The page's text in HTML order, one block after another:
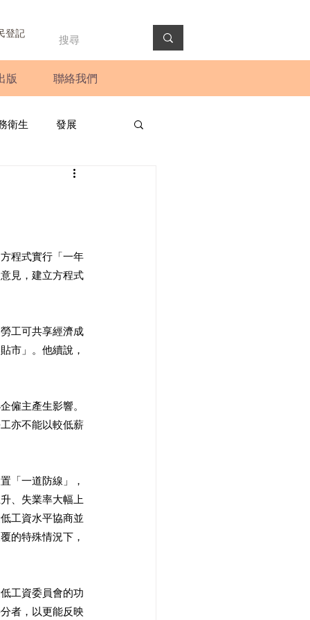
登記
版 聯絡我們
衛生 發展
圓桌會議
程式實行「一年
見，建立方程式
工可共享經濟成
市」。他續說，
僱主產生影響。
亦不能以較低薪
「一道防線」，
、失業率大幅上
工資水平協商並
的特殊情況下，
工資委員會的功
者，以更能反映